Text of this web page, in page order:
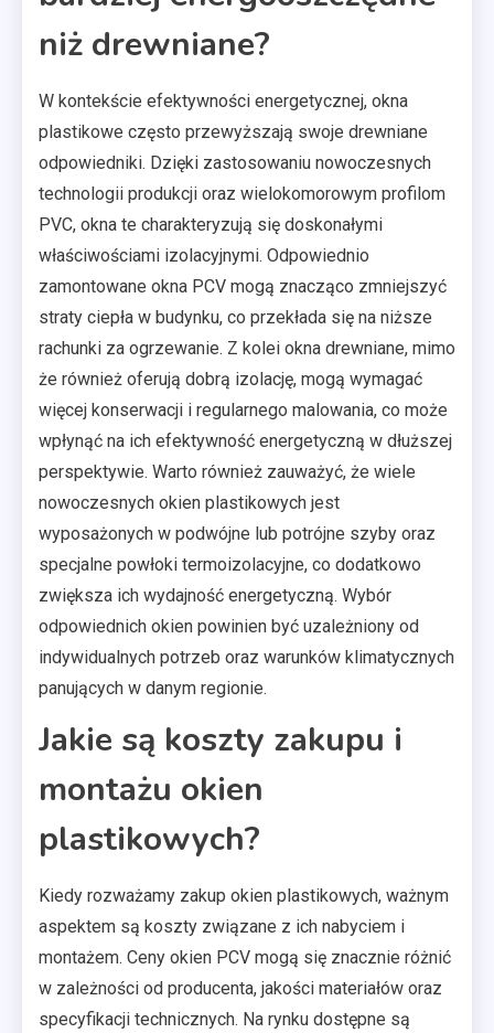
niż drewniane?
W kontekście efektywności energetycznej, okna
plastikowe często przewyższają swoje drewniane
odpowiedniki. Dzięki zastosowaniu nowoczesnych
technologii produkcji oraz wielokomorowym profilom
PVC, okna te charakteryzują się doskonałymi
właściwościami izolacyjnymi. Odpowiednio
zamontowane okna PCV mogą znacząco zmniejszyć
straty ciepła w budynku, co przekłada się na niższe
rachunki za ogrzewanie. Z kolei okna drewniane, mimo
że również oferują dobrą izolację, mogą wymagać
więcej konserwacji i regularnego malowania, co może
wpłynąć na ich efektywność energetyczną w dłuższej
perspektywie. Warto również zauważyć, że wiele
nowoczesnych okien plastikowych jest
wyposażonych w podwójne lub potrójne szyby oraz
specjalne powłoki termoizolacyjne, co dodatkowo
zwiększa ich wydajność energetyczną. Wybór
odpowiednich okien powinien być uzależniony od
indywidualnych potrzeb oraz warunków klimatycznych
panujących w danym regionie.
Jakie są koszty zakupu i
montażu okien
plastikowych?
Kiedy rozważamy zakup okien plastikowych, ważnym
aspektem są koszty związane z ich nabyciem i
montażem. Ceny okien PCV mogą się znacznie różnić
w zależności od producenta, jakości materiałów oraz
specyfikacji technicznych. Na rynku dostępne są